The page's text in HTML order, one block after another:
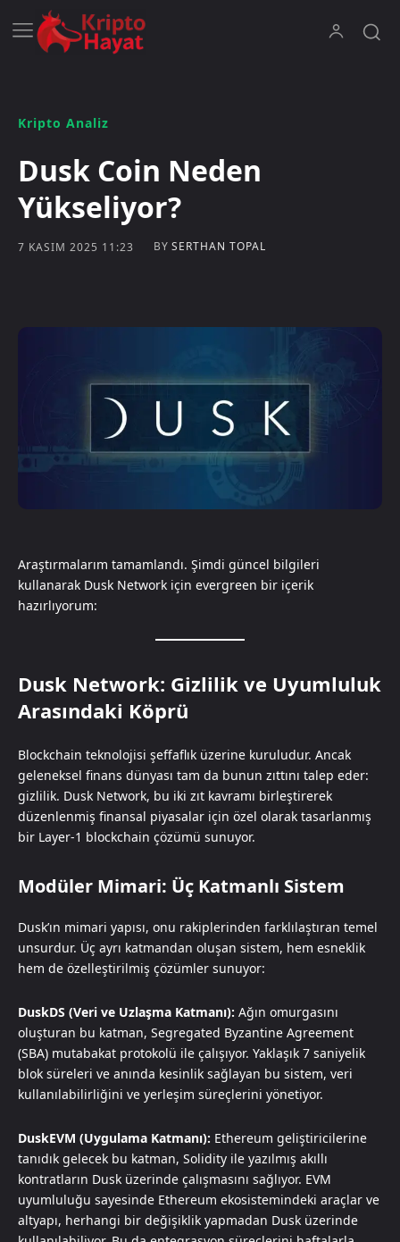
Kripto Analiz
Dusk Coin Neden
Yükseliyor?
7 KASIM 2025 11:23 BY SERTHAN TOPAL
Araştırmalarım tamamlandı. Şimdi güncel bilgileri
kullanarak Dusk Network için evergreen bir içerik
hazırlıyorum:
Dusk Network: Gizlilik ve Uyumluluk
Arasındaki Köprü
Blockchain teknolojisi şeffaflık üzerine kuruludur. Ancak
geleneksel finans dünyası tam da bunun zıttını talep eder:
gizlilik. Dusk Network, bu iki zıt kavramı birleştirerek
düzenlenmiş finansal piyasalar için özel olarak tasarlanmış
bir Layer-1 blockchain çözümü sunuyor.
Modüler Mimari: Üç Katmanlı Sistem
Dusk’ın mimari yapısı, onu rakiplerinden farklılaştıran temel
unsurdur. Üç ayrı katmandan oluşan sistem, hem esneklik
hem de özelleştirilmiş çözümler sunuyor:
DuskDS (Veri ve Uzlaşma Katmanı): Ağın omurgasını
oluşturan bu katman, Segregated Byzantine Agreement
(SBA) mutabakat protokolü ile çalışıyor. Yaklaşık 7 saniyelik
blok süreleri ve anında kesinlik sağlayan bu sistem, veri
kullanılabilirliğini ve yerleşim süreçlerini yönetiyor.
DuskEVM (Uygulama Katmanı): Ethereum geliştiricilerine
tanıdık gelecek bu katman, Solidity ile yazılmış akıllı
kontratların Dusk üzerinde çalışmasını sağlıyor. EVM
uyumluluğu sayesinde Ethereum ekosistemindeki araçlar ve
altyapı, herhangi bir değişiklik yapmadan Dusk üzerinde